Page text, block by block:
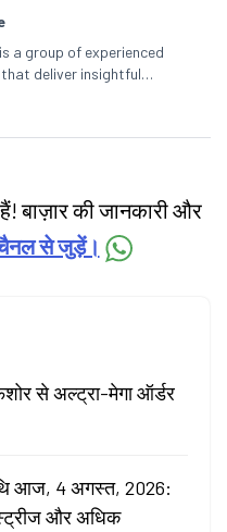
a group of experienced
deliver insightful
market, IPO, economy,
बाज़ार की जानकारी और
से जुड़ें।
से अल्ट्रा-मेगा ऑर्डर
आज, 4 अगस्त, 2026:
और अधिक